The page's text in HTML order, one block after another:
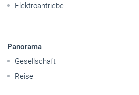
Elektroantriebe
Panorama
Gesellschaft
Reise